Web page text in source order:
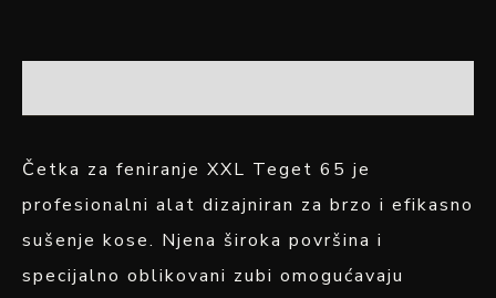
Četka za feniranje XXL Teget 65 je
profesionalni alat dizajniran za brzo i efikasno
sušenje kose. Njena široka površina i
specijalno oblikovani zubi omogućavaju